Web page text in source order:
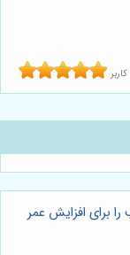
کاربر
برای افزایش عمر